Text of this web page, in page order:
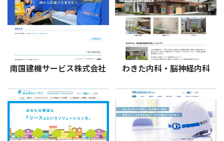
南国建機サービス株式会社 わきた内科・脳神経内科